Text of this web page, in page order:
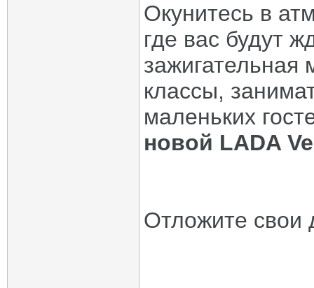
Окунитесь в
где вас будут
зажигательная
классы,
маленьких
новой LADA
Отложите свои